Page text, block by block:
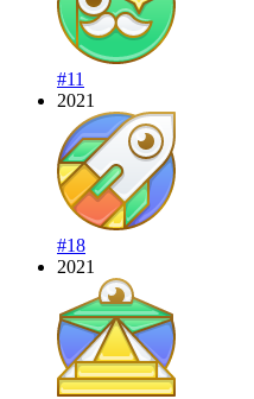
#11
2021
#18
2021